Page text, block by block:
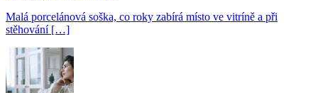
Malá porcelánová soška, co roky zabírá místo ve vitríně a při
stěhování […]